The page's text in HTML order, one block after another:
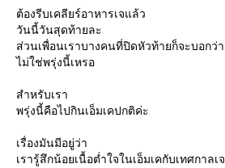
ต้องรีบเคลียร์อาหารเจแล้ว
วันนี้วันสุดท้ายละ
ส่วนเพื่อนเราบางคนที่ปิดหัวท้ายก็จะบอกว่า
ไม่ใช่พรุ่งนี้เหรอ
สำหรับเรา
พรุ่งนี้คือไปกินเอ็มเคปกติค่ะ
เรื่องมันมีอยู่ว่า
เรารู้สึกน้อยเนื้อต่ำใจในเอ็มเคกับเทศกาลเจ